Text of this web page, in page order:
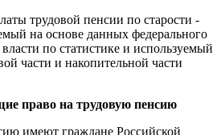
трудовой пенсии по старости -
на основе данных федерального
по статистике и используемый
части и накопительной части
право на трудовую пенсию
имеют граждане Российской